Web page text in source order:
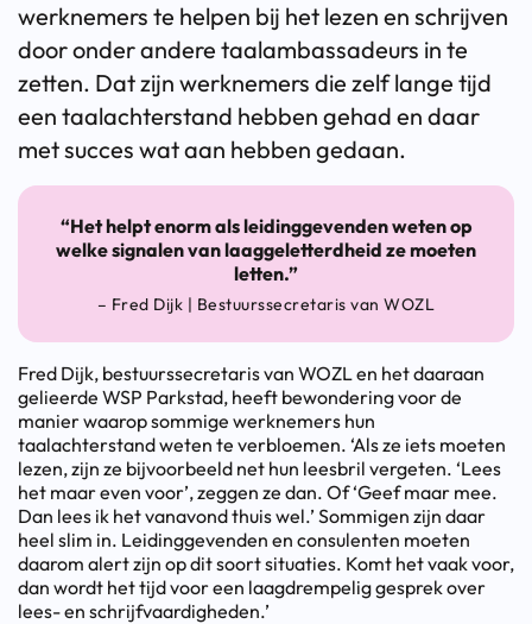
werknemers te helpen bij het lezen en schrijven
door onder andere taalambassadeurs in te
zetten. Dat zijn werknemers die zelf lange tijd
een taalachterstand hebben gehad en daar
met succes wat aan hebben gedaan.
“Het helpt enorm als leidinggevenden weten op
welke signalen van laaggeletterdheid ze moeten
letten.”
– Fred Dijk | Bestuurssecretaris van WOZL
Fred Dijk, bestuurssecretaris van WOZL en het daaraan
gelieerde WSP Parkstad, heeft bewondering voor de
manier waarop sommige werknemers hun
taalachterstand weten te verbloemen. ‘Als ze iets moeten
lezen, zijn ze bijvoorbeeld net hun leesbril vergeten. ‘Lees
het maar even voor’, zeggen ze dan. Of ‘Geef maar mee.
Dan lees ik het vanavond thuis wel.’ Sommigen zijn daar
heel slim in. Leidinggevenden en consulenten moeten
daarom alert zijn op dit soort situaties. Komt het vaak voor,
dan wordt het tijd voor een laagdrempelig gesprek over
lees- en schrijfvaardigheden.’